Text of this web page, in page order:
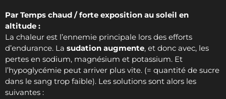
Par Temps chaud / forte exposition au soleil en
altitude :
La chaleur est l’ennemie principale lors des efforts
d’endurance. La sudation augmente, et donc avec, les
pertes en sodium, magnésium et potassium. Et
l’hypoglycémie peut arriver plus vite. (= quantité de sucre
dans le sang trop faible). Les solutions sont alors les
suivantes :